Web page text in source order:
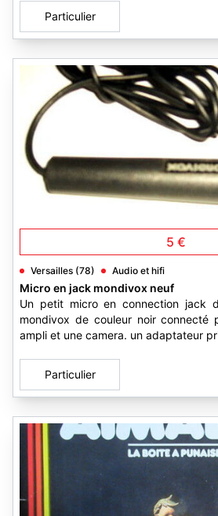
Particulier
5 €
Versailles (78) Audio et hifi
Micro en jack mondivox neuf
Un petit micro en connection jack
mondivox de couleur noir connecté
ampli et une camera. un adaptateur
Particulier